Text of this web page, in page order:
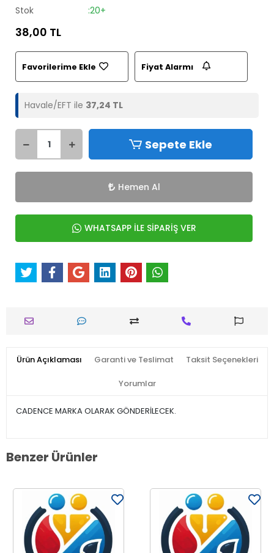
Stok
:20+
38,00 TL
Favorilerime Ekle Fiyat Alarmı
Havale/EFT ile 37,24 TL
Sepete Ekle
Hemen Al
WHATSAPP İLE SİPARİŞ VER
Ürün Açıklaması Garanti ve Teslimat Taksit Seçenekleri
Yorumlar
CADENCE MARKA OLARAK GÖNDERİLECEK.
Benzer Ürünler